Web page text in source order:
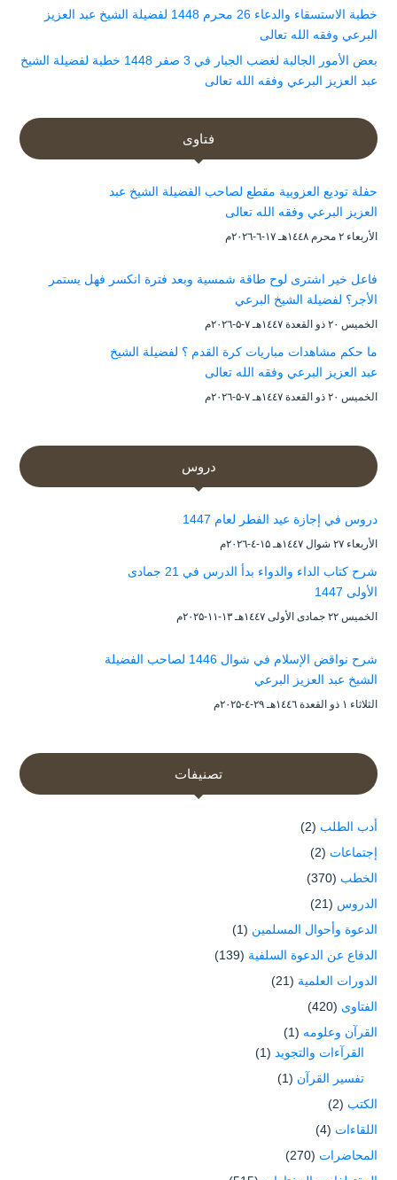
خطبة الاستسقاء والدعاء 26 محرم 1448 لفضيلة الشيخ عبد العزيز
البرعي وفقه الله تعالى
بعض الأمور الجالبة لغضب الجبار في 3 صفر 1448 خطبة لفضيلة الشيخ
عبد العزيز البرعي وفقه الله تعالى
فتاوى
حفلة توديع العزوبية مقطع لصاحب الفضيلة الشيخ عبد
العزيز البرعي وفقه الله تعالى
الأربعاء ۲ محرم ۱٤٤۸هـ ۱۷-٦-۲۰۲٦م
فاعل خير اشترى لوح طاقة شمسية وبعد فترة انكسر فهل يستمر
الأجر؟ لفضيلة الشيخ البرعي
الخميس ۲۰ ذو القعدة ۱٤٤۷هـ ۷-۵-۲۰۲٦م
ما حكم مشاهدات مباريات كرة القدم ؟ لفضيلة الشيخ
عبد العزيز البرعي وفقه الله تعالى
الخميس ۲۰ ذو القعدة ۱٤٤۷هـ ۷-۵-۲۰۲٦م
دروس
دروس في إجازة عيد الفطر لعام 1447
الأربعاء ۲۷ شوال ۱٤٤۷هـ ۱۵-٤-۲۰۲٦م
شرح كتاب الداء والدواء بدأ الدرس في 21 جمادى
الأولى 1447
الخميس ۲۲ جمادى الأولى ۱٤٤۷هـ ۱۳-۱۱-۲۰۲۵م
شرح نواقض الإسلام في شوال 1446 لصاحب الفضيلة
الشيخ عبد العزيز البرعي
الثلاثاء ۱ ذو القعدة ۱٤٤٦هـ ۲۹-٤-۲۰۲۵م
تصنيفات
أدب الطلب (2)
إجتماعات (2)
الخطب (370)
الدروس (21)
الدعوة وأحوال المسلمين (1)
الدفاع عن الدعوة السلفية (139)
الدورات العلمية (21)
الفتاوى (420)
القرآن وعلومه (1)
القرآءات والتجويد (1)
تفسير القرآن (1)
الكتب (2)
اللقاءات (4)
المحاضرات (270)